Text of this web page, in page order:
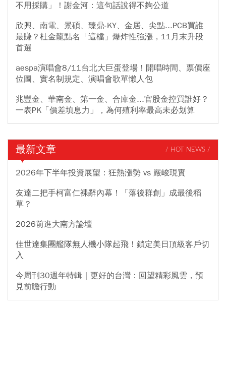
不用採購」！謝金河：這句話說得不夠公道
欣興、南電、景碩、臻鼎-KY、金居、尖點...PCB買誰
最賺？杜金龍點名「這檔」爆炸性強漲，11月末升段
首選
aespa演唱會8/11台北大巨蛋登場！開唱時間、票價座
位圖、實名制規定、演唱會歌單懶人包
兆豐金、華南金、第一金、合庫金...官股金控買誰好？
一表PK「價差填息力」，為何殖利率最高未必划算
最新文章 / HOT NEWS /
2026年下半年投資展望：狂熱漲勢 vs 嚴峻現實
友達二把手柯富仁裸辭內幕！「落後群創」成最後稻
草？
2026前進大南方論壇
佳世達集團艦隊無人機小隊起飛！鎖定美日頂級客戶切
入
今周刊30週年特輯｜更好的台灣：回望精彩風雲，預
見前瞻行動